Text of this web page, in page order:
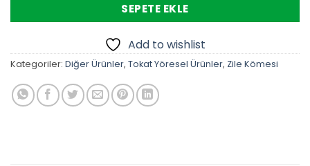
SEPETE EKLE
Add to wishlist
Kategoriler: Diğer Ürünler, Tokat Yöresel Ürünler, Zile Kömesi